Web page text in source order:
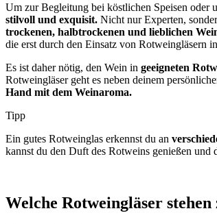
Um zur Begleitung bei köstlichen Speisen oder
stilvoll und exquisit. Nicht nur Experten,
trockenen, halbtrockenen und lieblichen
die erst durch den Einsatz von Rotweingläsern
Es ist daher nötig, den Wein in geeigneten
Rotweingläser geht es neben deinem
Hand mit dem Weinaroma.
Tipp
Ein gutes Rotweinglas erkennst du an
kannst du den Duft des Rotweins genießen und
Welche Rotweingläser